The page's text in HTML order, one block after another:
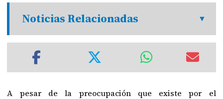
Noticias Relacionadas
A pesar de la preocupación que existe por el